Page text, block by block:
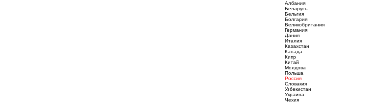
Албания
Беларусь
Бельгия
Болгария
Великобритания
Германия
Дания
Италия
Казахстан
Канада
Кипр
Китай
Молдова
Польша
Россия
Словакия
Узбекистан
Украина
Чехия